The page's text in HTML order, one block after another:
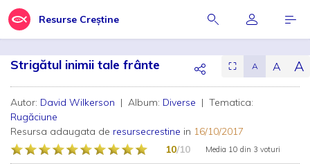
Resurse Creștine
Strigătul inimii tale frânte ⛶ A A A
Autor: David Wilkerson | Album: Diverse | Tematica:
Rugăciune
Resursa adaugata de resursecrestine in 16/10/2017
10/10 Media 10 din 3 voturi